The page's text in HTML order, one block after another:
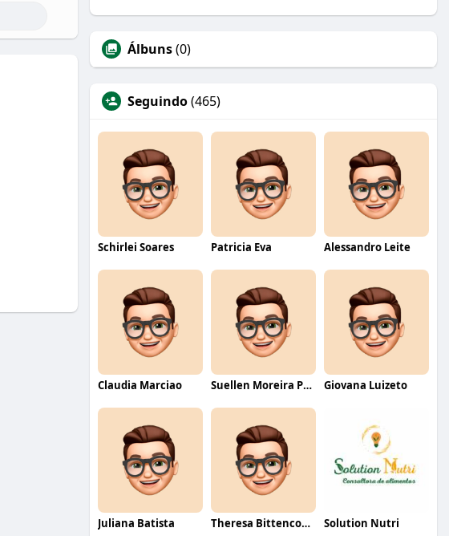
Álbuns(0)
Seguindo(465)
Schirlei Soares Patricia Eva Alessandro Leite
Claudia Marciao Suellen Moreira Parente de Oliveira Giovana Luizeto
Juliana Batista Theresa Bittencourt Solution Nutri